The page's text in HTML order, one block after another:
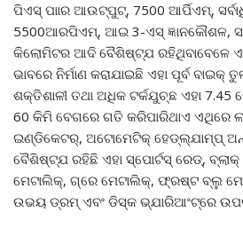
ପିଏସ୍ ପାାର ଆଉଟ୍ପୁଟ୍, 7500 ଆର୍ପିଏମ୍,
5500ଆରପିଏମ୍, ଆଇ 3-ଏସ୍ ଜ୍ଞାନକୌଶଳ,
କିଲୋମିଟର ଆଦି ବୈଶିଷ୍ଟ୍ଯ ରହିଥିବାବେଳେ
ଭାବରେ ନିର୍ମାଣ କରାଯାଇଛି ଏହା ପୂର୍ବ
ଶକ୍ତିଶାଳୀ ତଥା ଅଧିକ ଟର୍କଯୁଚ୍ଛ ଏହା 7.45
60 କିମି ବେଗରେ ଗତି କରିପାରିଥାଏ ଏଥିରେ
ଇଣ୍ଡିକେଟର୍, ଅଟୋମେଟିକ୍ ହେଡ୍ଲ୍ଯାମ୍ପ୍
ବୈଶିଷ୍ଟ୍ଯ ରହିଛି ଏହା ସ୍ପୋର୍ଟସ୍ ରେଡ୍,
ମେଟାଲିକ୍, ଗ୍ରେ ମେଟାଲିକ୍, ଫ୍ରଷ୍ଟ ବ୍ଲୁ
ଉଭୟ ଡ୍ରମ୍ ଏବଂ ଡିସ୍କ ଭ୍ଯାରିଆଂଟ୍ରେ